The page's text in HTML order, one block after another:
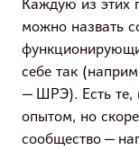
Каждую из этих
можно назвать
себе так
— ШРЭ). Есть те,
опытом, но
сообщество —